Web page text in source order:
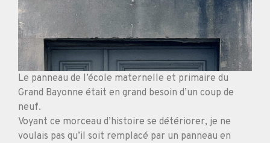
Le panneau de l’école maternelle et primaire du
Grand Bayonne était en grand besoin d’un coup de
neuf.
Voyant ce morceau d’histoire se détériorer, je ne
voulais pas qu’il soit remplacé par un panneau en